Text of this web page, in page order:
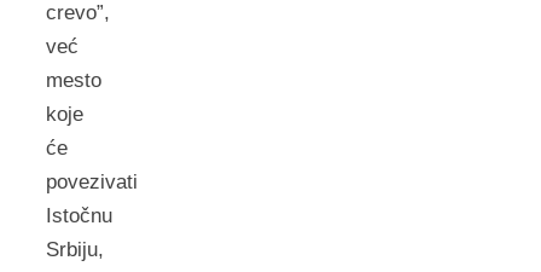
crevo”,
već
mesto
koje
će
povezivati
Istočnu
Srbiju,